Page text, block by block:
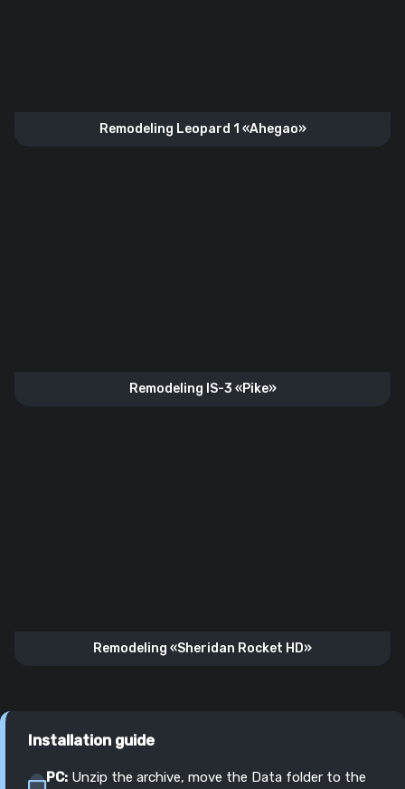
Remodeling Leopard 1 «Ahegao»
Remodeling IS-3 «Pike»
Remodeling «Sheridan Rocket HD»
Installation guide
PC: Unzip the archive, move the Data folder to the